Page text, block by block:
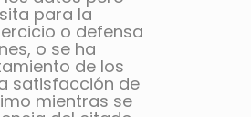
para la
o defensa
o se ha
de los
satisfacción de
mientras se